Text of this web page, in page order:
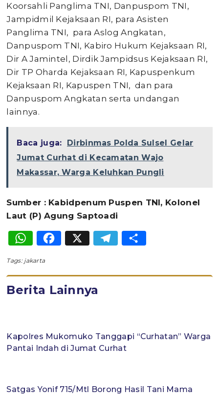
Koorsahli Panglima TNI, Danpuspom TNI,
Jampidmil Kejaksaan RI, para Asisten
Panglima TNI, para Aslog Angkatan,
Danpuspom TNI, Kabiro Hukum Kejaksaan RI,
Dir A Jamintel, Dirdik Jampidsus Kejaksaan RI,
Dir TP Oharda Kejaksaan RI, Kapuspenkum
Kejaksaan RI, Kapuspen TNI, dan para
Danpuspom Angkatan serta undangan
lainnya.
Baca juga:
Dirbinmas Polda Sulsel Gelar
Jumat Curhat di Kecamatan Wajo
Makassar, Warga Keluhkan Pungli
Sumber : Kabidpenum Puspen TNI, Kolonel
Laut (P) Agung Saptoadi
WhatsApp
Facebook
X Telegram
Tags: jakarta
Berita Lainnya
Kapolres Mukomuko Tanggapi “Curhatan” Warga
Pantai Indah di Jumat Curhat
Satgas Yonif 715/Mtl Borong Hasil Tani Mama